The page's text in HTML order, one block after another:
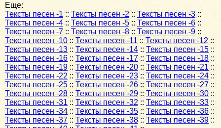
Еще:
Тексты песен -1 :: Тексты песен -2 :: Тексты песен -3 ::
Тексты песен -4 :: Тексты песен -5 :: Тексты песен -6 ::
Тексты песен -7 :: Тексты песен -8 :: Тексты песен -9 ::
Тексты песен -10 :: Тексты песен -11 :: Тексты песен -12 ::
Тексты песен -13 :: Тексты песен -14 :: Тексты песен -15 ::
Тексты песен -16 :: Тексты песен -17 :: Тексты песен -18 ::
Тексты песен -19 :: Тексты песен -20 :: Тексты песен -21 ::
Тексты песен -22 :: Тексты песен -23 :: Тексты песен -24 ::
Тексты песен -25 :: Тексты песен -26 :: Тексты песен -27 ::
Тексты песен -28 :: Тексты песен -29 :: Тексты песен -30 ::
Тексты песен -31 :: Тексты песен -32 :: Тексты песен -33 ::
Тексты песен -34 :: Тексты песен -35 :: Тексты песен -36 ::
Тексты песен -37 :: Тексты песен -38 :: Тексты песен -39 ::